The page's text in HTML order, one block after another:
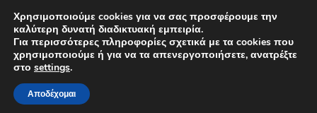
ΑΠΟΣΤΟΛΗ από 7 EUR
Δευτέρα-Παρ. 9 π.μ. - 4 μ.μ.
Απευθείας
μετάβαση
στην
Μετάβαση
σε
περιεχόμενο
Αρχική
Χρησιμοποιούμε cookies για να σας προσφέρουμε την
καλύτερη δυνατή διαδικτυακή εμπειρία.
Για περισσότερες πληροφορίες σχετικά με τα cookies που
χρησιμοποιούμε ή για να τα απενεργοποιήσετε, ανατρέξτε
στο settings.
Αποδέχομαι